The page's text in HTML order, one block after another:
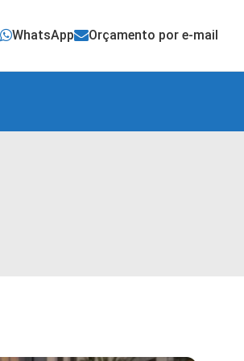
WhatsApp Orçamento por e-mail